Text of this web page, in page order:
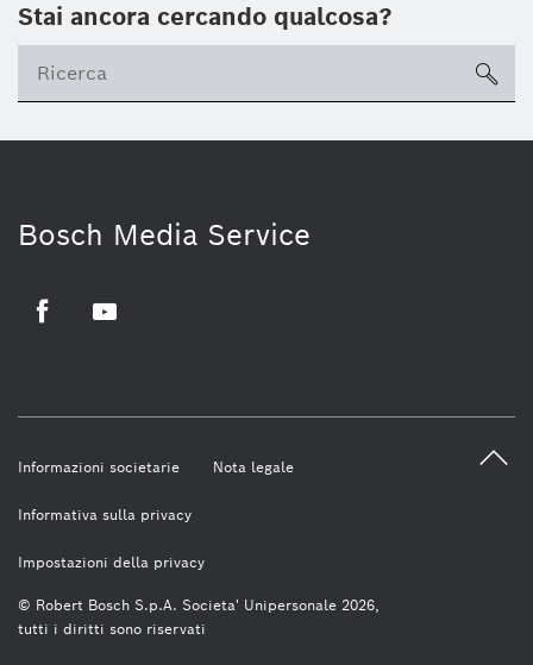
Stai ancora cercando qualcosa?
Bosch Media Service
© Robert Bosch S.p.A. Societa' Unipersonale 2026,
tutti i diritti sono riservati
Informazioni societarie Nota legale
Informativa sulla privacy
Impostazioni della privacy